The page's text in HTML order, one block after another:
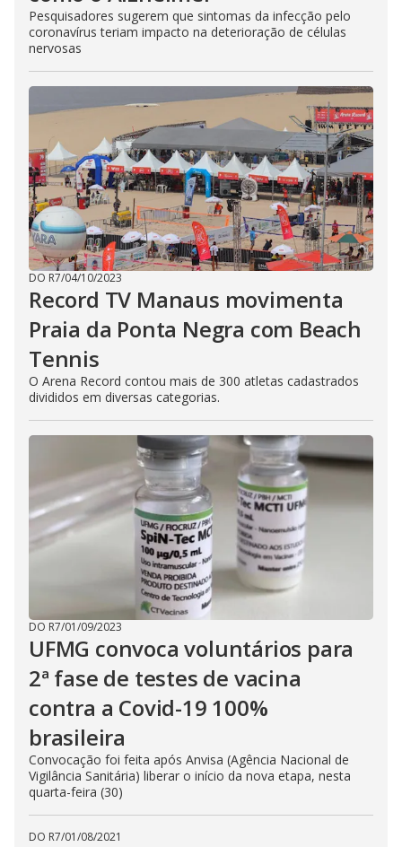
Pesquisadores sugerem que sintomas da infecção pelo
coronavírus teriam impacto na deterioração de células
nervosas
DO R7/04/10/2023
Record TV Manaus movimenta
Praia da Ponta Negra com Beach
Tennis
O Arena Record contou mais de 300 atletas cadastrados
divididos em diversas categorias.
DO R7/01/09/2023
UFMG convoca voluntários para
2ª fase de testes de vacina
contra a Covid-19 100%
brasileira
Convocação foi feita após Anvisa (Agência Nacional de
Vigilância Sanitária) liberar o início da nova etapa, nesta
quarta-feira (30)
DO R7/01/08/2021